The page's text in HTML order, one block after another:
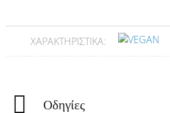
ΧΑΡΑΚΤΗΡΙΣΤΙΚΆ:
Οδηγίες